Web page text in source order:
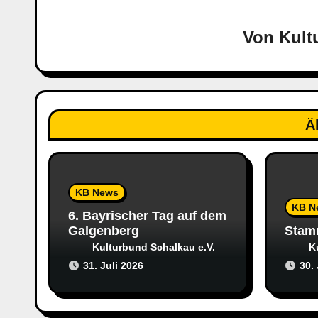
n
a
v
i
i
Von
KB News
6. Bayrischer Tag auf dem
Galgenberg
Kulturbund Schalkau e.V.
31. Juli 2026
KB
30.